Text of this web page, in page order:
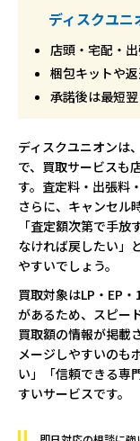
ディスクユニ
店頭・宅配・
梱包キットや
承諾後は最短
ディスクユニオンは
で、買取サービスも
す。査定料・出張料
さらに、キャンセル
「査定額次第で手
なければ戻したい」
やすいでしょう。
買取対象はLP・EP
があるため、スピー
買取額の情報が掲載
メージしやすいのも
い」「信頼できる専
すいサービスです。